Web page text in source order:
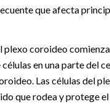
que afecta
plexo coroideo
en una parte del
Las células del
que rodea y protege